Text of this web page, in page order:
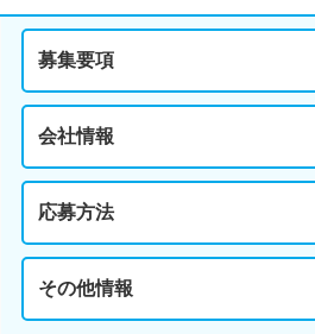
募集要項
会社情報
応募方法
その他情報